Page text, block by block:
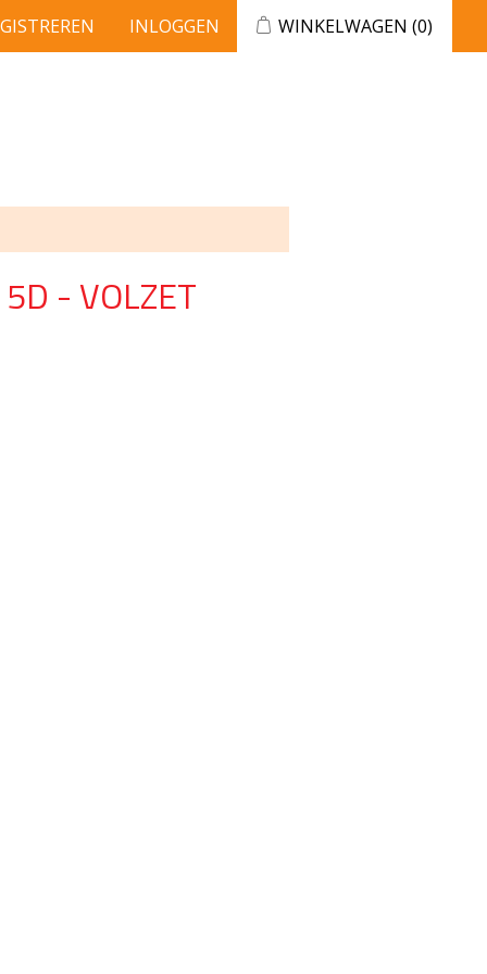
INLOGGEN WINKELWAGEN (0)
- VOLZET